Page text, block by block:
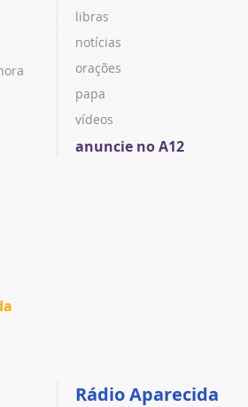
libras
notícias
orações
papa
vídeos
anuncie no A12
Rádio Aparecida